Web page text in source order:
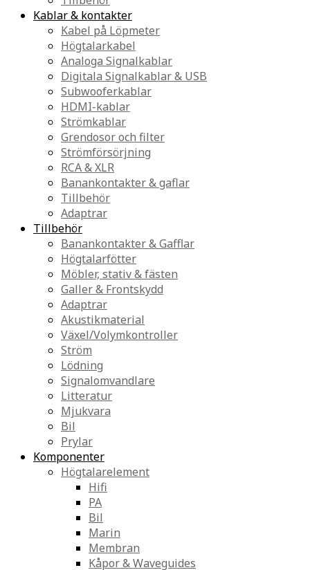
Kablar & kontakter
Kabel på Löpmeter
Högtalarkabel
Analoga Signalkablar
Digitala Signalkablar & USB
Subwooferkablar
HDMI-kablar
Strömkablar
Grendosor och filter
Strömförsörjning
RCA & XLR
Banankontakter & gaflar
Tillbehör
Adaptrar
Tillbehör
Banankontakter & Gafflar
Högtalarfötter
Möbler, stativ & fästen
Galler & Frontskydd
Adaptrar
Akustikmaterial
Växel/Volymkontroller
Ström
Lödning
Signalomvandlare
Litteratur
Mjukvara
Bil
Prylar
Komponenter
Högtalarelement
Hifi
PA
Bil
Marin
Membran
Kåpor & Waveguides